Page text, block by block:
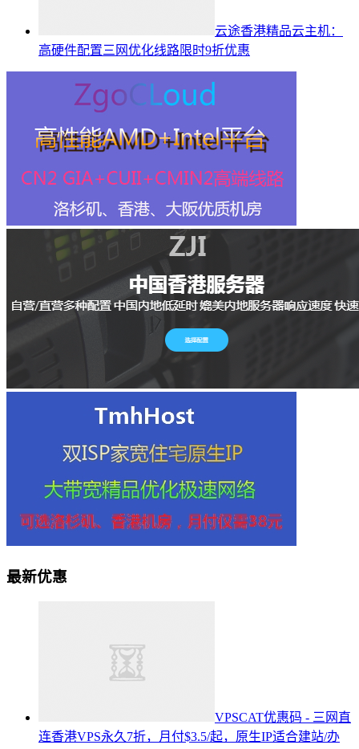
云途香港精品云主机：
高硬件配置三网优化线路限时9折优惠
最新优惠
VPSCAT优惠码 - 三网直
连香港VPS永久7折，月付$3.5/起，原生IP适合建站/办